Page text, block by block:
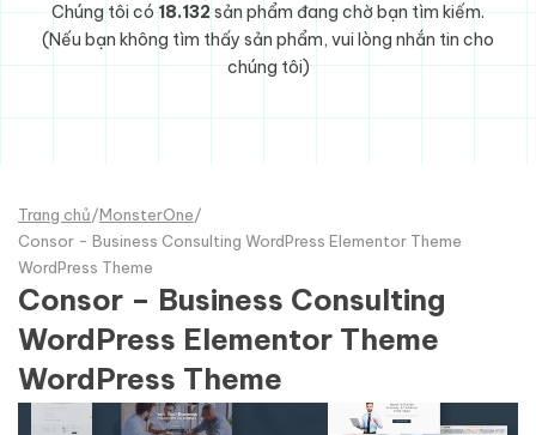
Chúng tôi có 18.132sản phẩm đang chờ bạn tìm kiếm.
(Nếu bạn không tìm thấy sản phẩm, vui lòng nhắn tin cho
chúng tôi)
Trang chủ/MonsterOne/
Consor - Business Consulting WordPress Elementor Theme
WordPress Theme
Consor – Business Consulting
WordPress Elementor Theme
WordPress Theme